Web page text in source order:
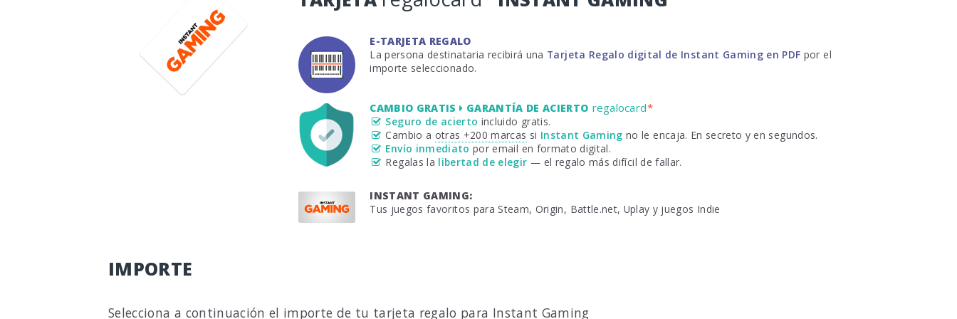
E-TARJETA REGALO
La persona destinataria recibirá una Tarjeta Regalo digital de Instant Gaming en PDF por el
importe seleccionado.
CAMBIO GRATIS GARANTÍA DE ACIERTO regalocard*
Seguro de acierto incluido gratis.
Cambio a otras +200 marcas si Instant Gaming no le encaja. En secreto y en segundos.
Envío inmediato por email en formato digital.
Regalas la libertad de elegir — el regalo más difícil de fallar.
INSTANT GAMING:
Tus juegos favoritos para Steam, Origin, Battle.net, Uplay y juegos Indie
IMPORTE
Selecciona a continuación el importe de tu tarjeta regalo para Instant Gaming